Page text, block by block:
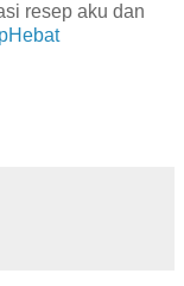
resep aku dan